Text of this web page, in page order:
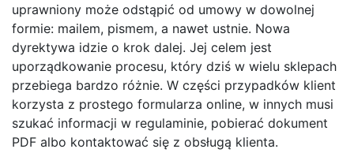
uprawniony może odstąpić od umowy w dowolnej
formie: mailem, pismem, a nawet ustnie. Nowa
dyrektywa idzie o krok dalej. Jej celem jest
uporządkowanie procesu, który dziś w wielu sklepach
przebiega bardzo różnie. W części przypadków klient
korzysta z prostego formularza online, w innych musi
szukać informacji w regulaminie, pobierać dokument
PDF albo kontaktować się z obsługą klienta.